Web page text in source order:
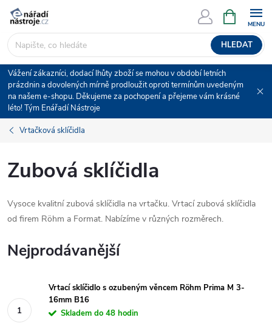
Přejít
obsah
HLEDAT
NÁKUPNÍ
KOŠÍK
Vážení zákazníci, dodací lhůty zboží se mohou v období letních
prázdnin a dovolených mírně prodloužit oproti termínům uvedeným
na našem e-shopu. Děkujeme za pochopení a přejeme vám krásné
léto! Tým Enářadí Nástroje
Vrtačková sklíčidla
Zubová sklíčidla
Vysoce kvalitní zubová sklíčidla na vrtačku. Vrtací zubová sklíčidla
od firem Röhm a Format. Nabízíme v různých rozměrech.
Nejprodávanější
Vrtací sklíčidlo s ozubeným věncem Röhm Prima M 3-
16mm B16
Skladem do 48 hodin